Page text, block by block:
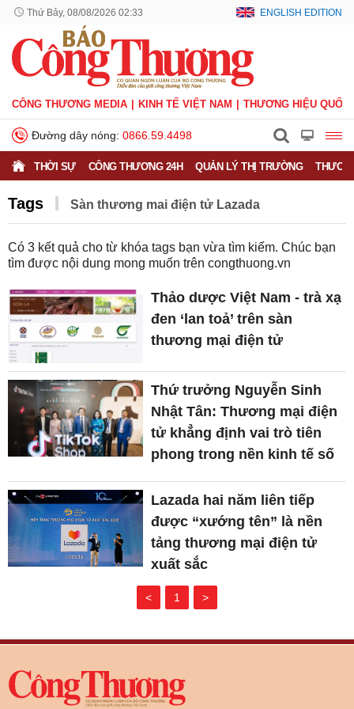
Thứ Bảy, 08/08/2026 02:33 ENGLISH EDITION
CÔNG THƯƠNG MEDIA KINH TẾ VIỆT NAM THƯƠNG HIỆU QUỐC
Đường dây nóng: 0866.59.4498
THỜI SỰ CÔNG THƯƠNG 24H QUẢN LÝ THỊ TRƯỜNG
Tags Sàn thương mai điện tử Lazada
Có 3 kết quả cho từ khóa tags bạn vừa tìm kiếm. Chúc bạn
tìm được nội dung mong muốn trên congthuong.vn
Thảo dược Việt Nam - trà xạ
đen ‘lan toả’ trên sàn
thương mại điện tử
Thứ trưởng Nguyễn Sinh
Nhật Tân: Thương mại điện
tử khẳng định vai trò tiên
phong trong nền kinh tế số
Lazada hai năm liên tiếp
được “xướng tên” là nền
tảng thương mại điện tử
xuất sắc
< 1 >